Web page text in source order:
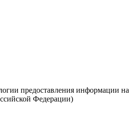
предоставления информации на
Федерации)